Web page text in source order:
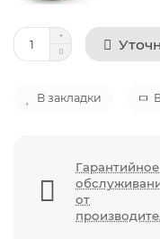
В закладки
Гарантийное
от